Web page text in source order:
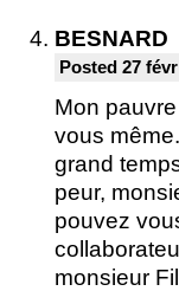
BESNARD
Posted 27
Mon
vous
grand
peur,
pouvez
monsieur